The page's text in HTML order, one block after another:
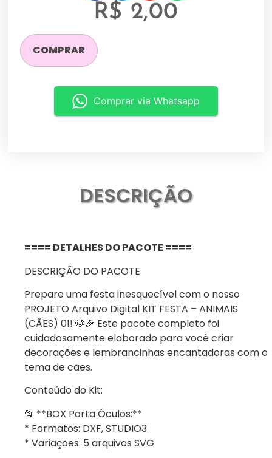
R$ 2,00
COMPRAR
Comprar via Whatsapp
DESCRIÇÃO
==== DETALHES DO PACOTE ====
DESCRIÇÃO DO PACOTE
Prepare uma festa inesquecível com o nosso
PROJETO Arquivo Digital KIT FESTA – ANIMAIS
(CÃES) 01! 🐶🎉 Este pacote completo foi
cuidadosamente elaborado para você criar
decorações e lembrancinhas encantadoras com o
tema de cães.
Conteúdo do Kit:
📂 **BOX Porta Óculos:**
* Formatos: DXF, STUDIO3
* Variações: 5 arquivos SVG